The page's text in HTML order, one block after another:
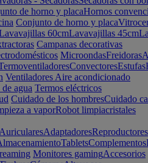
de horno y placaHornos
Conjunto de horno y placa
60cmLavavajillas 45cm
Campanas decorativas
MicroondasFreidoras
ConvectoresEstufas
Ventiladores Aire acondicionado
agua Termos eléctricos
Cuidado de los hombresCuidado
a vaporRobot limpiacristales
AuricularesAdaptadoresReproductores
TabletsComplementos
Monitores gamingAccesorios